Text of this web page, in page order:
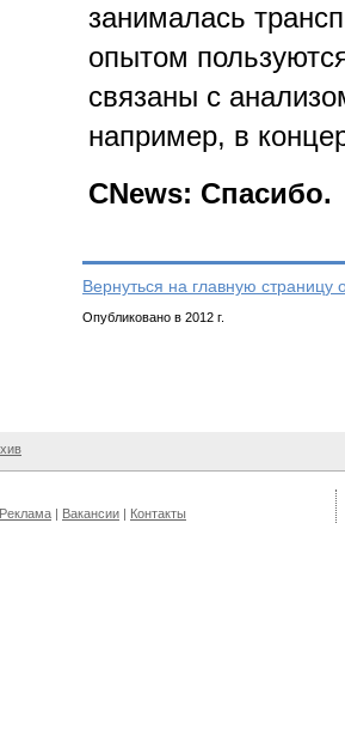
занималась
опытом
связаны с
например, в
CNews: Спасибо.
Вернуться на главную страницу
Опубликовано в 2012 г.
Реклама | Вакансии | Контакты